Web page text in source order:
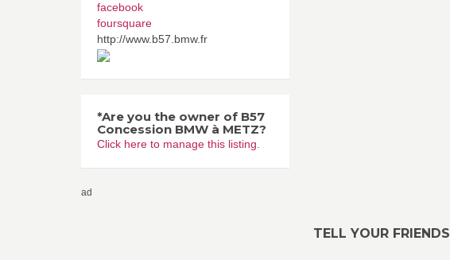
TELL YOUR FRIENDS
facebook
foursquare
http://www.b57.bmw.fr
*Are you the owner of B57
Concession BMW à METZ?
Click here to manage this listing.
ad